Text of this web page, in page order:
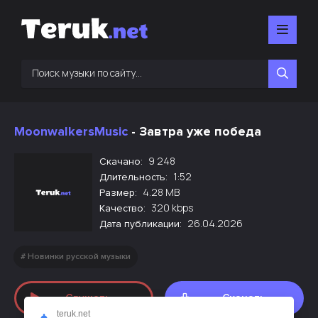
MoonwalkersMusic - Завтра уже победа
Скачано: 9 248
Длительность: 1:52
Размер: 4.28 MB
Качество: 320 kbps
Дата публикации: 26.04.2026
Новинки русской музыки
Слушать Скачать
teruk.net